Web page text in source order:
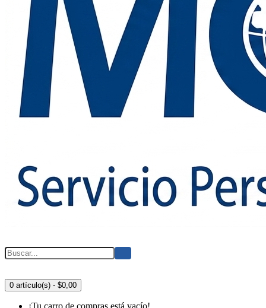
0 artículo(s) - $0,00
¡Tu carro de compras está vacío!